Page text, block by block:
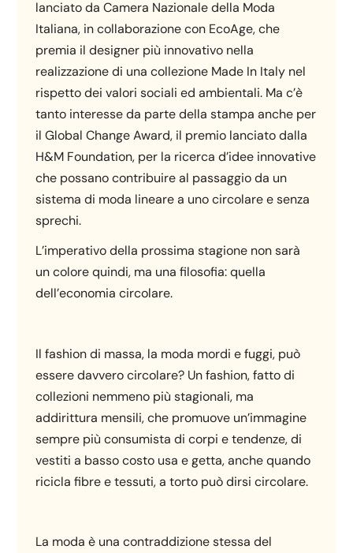
lanciato da Camera Nazionale della Moda
Italiana, in collaborazione con EcoAge, che
premia il designer più innovativo nella
realizzazione di una collezione Made In Italy nel
rispetto dei valori sociali ed ambientali. Ma c’è
tanto interesse da parte della stampa anche per
il Global Change Award, il premio lanciato dalla
H&M Foundation, per la ricerca d’idee innovative
che possano contribuire al passaggio da un
sistema di moda lineare a uno circolare e senza
sprechi.
L’imperativo della prossima stagione non sarà
un colore quindi, ma una filosofia: quella
dell’economia circolare.
Il fashion di massa, la moda mordi e fuggi, può
essere davvero circolare? Un fashion, fatto di
collezioni nemmeno più stagionali, ma
addirittura mensili, che promuove un’immagine
sempre più consumista di corpi e tendenze, di
vestiti a basso costo usa e getta, anche quando
ricicla fibre e tessuti, a torto può dirsi circolare.
La moda è una contraddizione stessa del